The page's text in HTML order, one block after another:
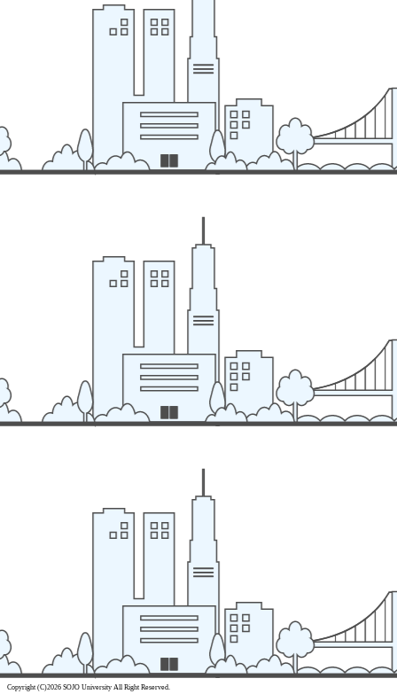
Copyright (C)2026 SOJO University All Right Reserved.